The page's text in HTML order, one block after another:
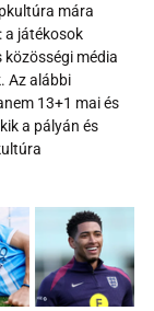
mára
a játékosok
közösségi média
Az alábbi
13+1 mai és
a pályán és